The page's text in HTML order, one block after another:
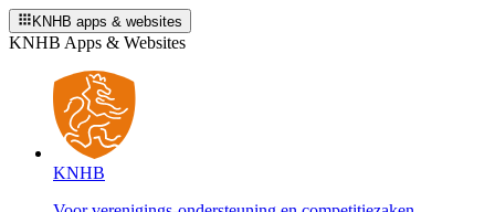
KNHB apps & websites
KNHB Apps & Websites
KNHB